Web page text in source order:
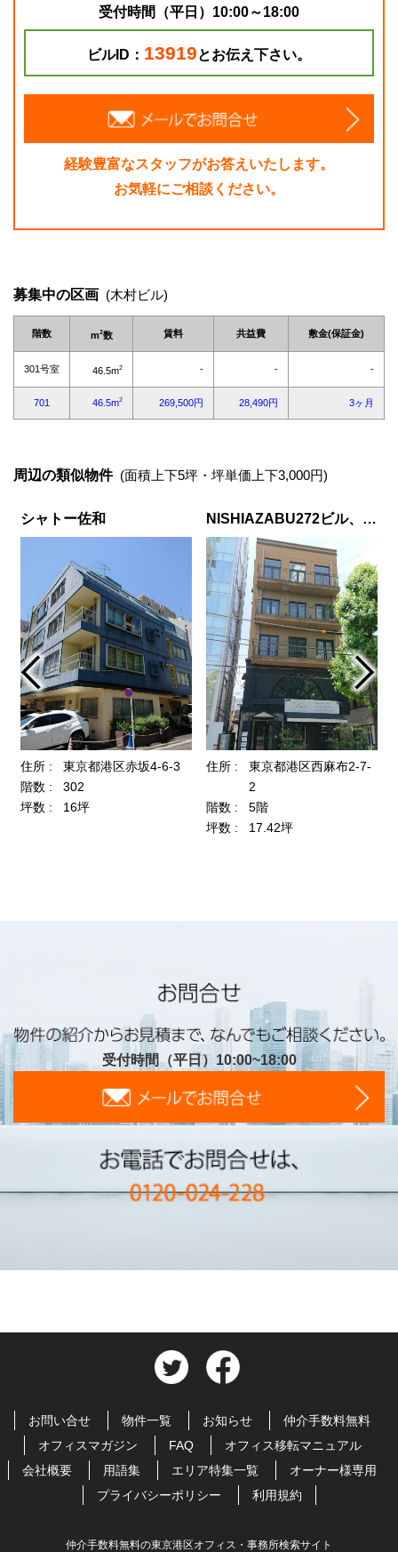
受付時間（平日）10:00～18:00
ビルID： 13919とお伝え下さい。
経験豊富なスタッフがお答えいたします。
お気軽にご相談ください。
募集中の区画 (木村ビル)
周辺の類似物件 (面積上下5坪・坪単価上下3,000円)
受付時間（平日）10:00~18:00
お問い合せ 物件一覧 お知らせ
仲介手数料無料
オフィスマガジン
FAQ
オフィス移転マニュアル
会社概要
用語集 エリア特集一覧
オーナー様専用
プライバシーポリシー
利用規約
仲介手数料無料の東京港区オフィス・事務所検索サイト